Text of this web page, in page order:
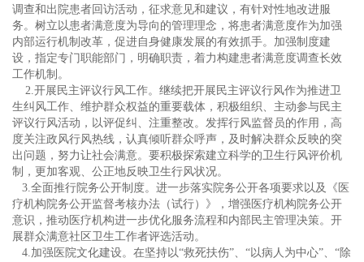
调查和出院患者回访活动，征求意见和建议，有针对性地改进服
务。树立以患者满意度为导向的管理理念，将患者满意度作为加强
内部运行机制改革，促进自身健康发展的有效抓手。加强制度建
设，指定专门职能部门，明确职责，着力构建患者满意度调查长效
工作机制。
2.开展民主评议行风工作。继续把开展民主评议行风作为推进卫
生纠风工作、维护群众权益的重要载体，积极组织、主动参与民主
评议行风活动，以评促纠、注重整改。发挥行风监督员的作用，高
度关注政风行风热线，认真倾听群众呼声，及时解决群众反映的突
出问题，努力让社会满意。要积极探索建立科学的卫生行风评价机
制，更加客观、公正地反映卫生行风状况。
3.全面推行院务公开制度。进一步落实院务公开各项要求以及《医
疗机构院务公开监督考核办法（试行）》，增强医疗机构院务公开
意识，推动医疗机构进一步优化服务流程和内部民主管理决策。开
展群众满意社区卫生工作者评选活动。
4.加强医院文化建设。在坚持以“救死扶伤”、“以病人为中心”、“除